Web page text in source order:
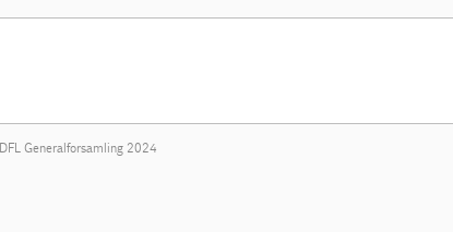
DFL Generalforsamling 2024